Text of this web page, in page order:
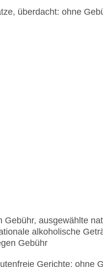
überdacht: ohne
Gebühr, ausgewählte
alkoholische
Gebühr
Gerichte: ohne